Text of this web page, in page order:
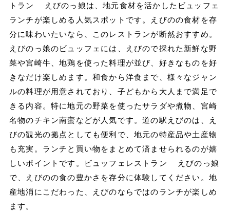
トラン えびのっ娘は、地元食材を活かしたビュッフェ
ランチが楽しめる人気スポットです。えびのの食材を存
分に味わいたいなら、このレストランが断然おすすめ。
えびのっ娘のビュッフェには、えびので採れた新鮮な野
菜や宮崎牛、地鶏を使った料理が並び、好きなものを好
きなだけ楽しめます。和食から洋食まで、様々なジャン
ルの料理が用意されており、子どもから大人まで満足で
きる内容。特に地元の野菜を使ったサラダや煮物、宮崎
名物のチキン南蛮などが人気です。道の駅えびのは、え
びの観光の拠点としても便利で、地元の特産品や土産物
も充実。ランチと買い物をまとめて済ませられるのが嬉
しいポイントです。ビュッフェレストラン えびのっ娘
で、えびのの食の豊かさを存分に体験してください。地
産地消にこだわった、えびのならではのランチが楽しめ
ます。